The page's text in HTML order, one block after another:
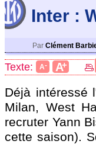
Inter :
Par Clément
Texte: A- A+
Déjà intéressé
Milan, West
recruter Yann
cette saison).